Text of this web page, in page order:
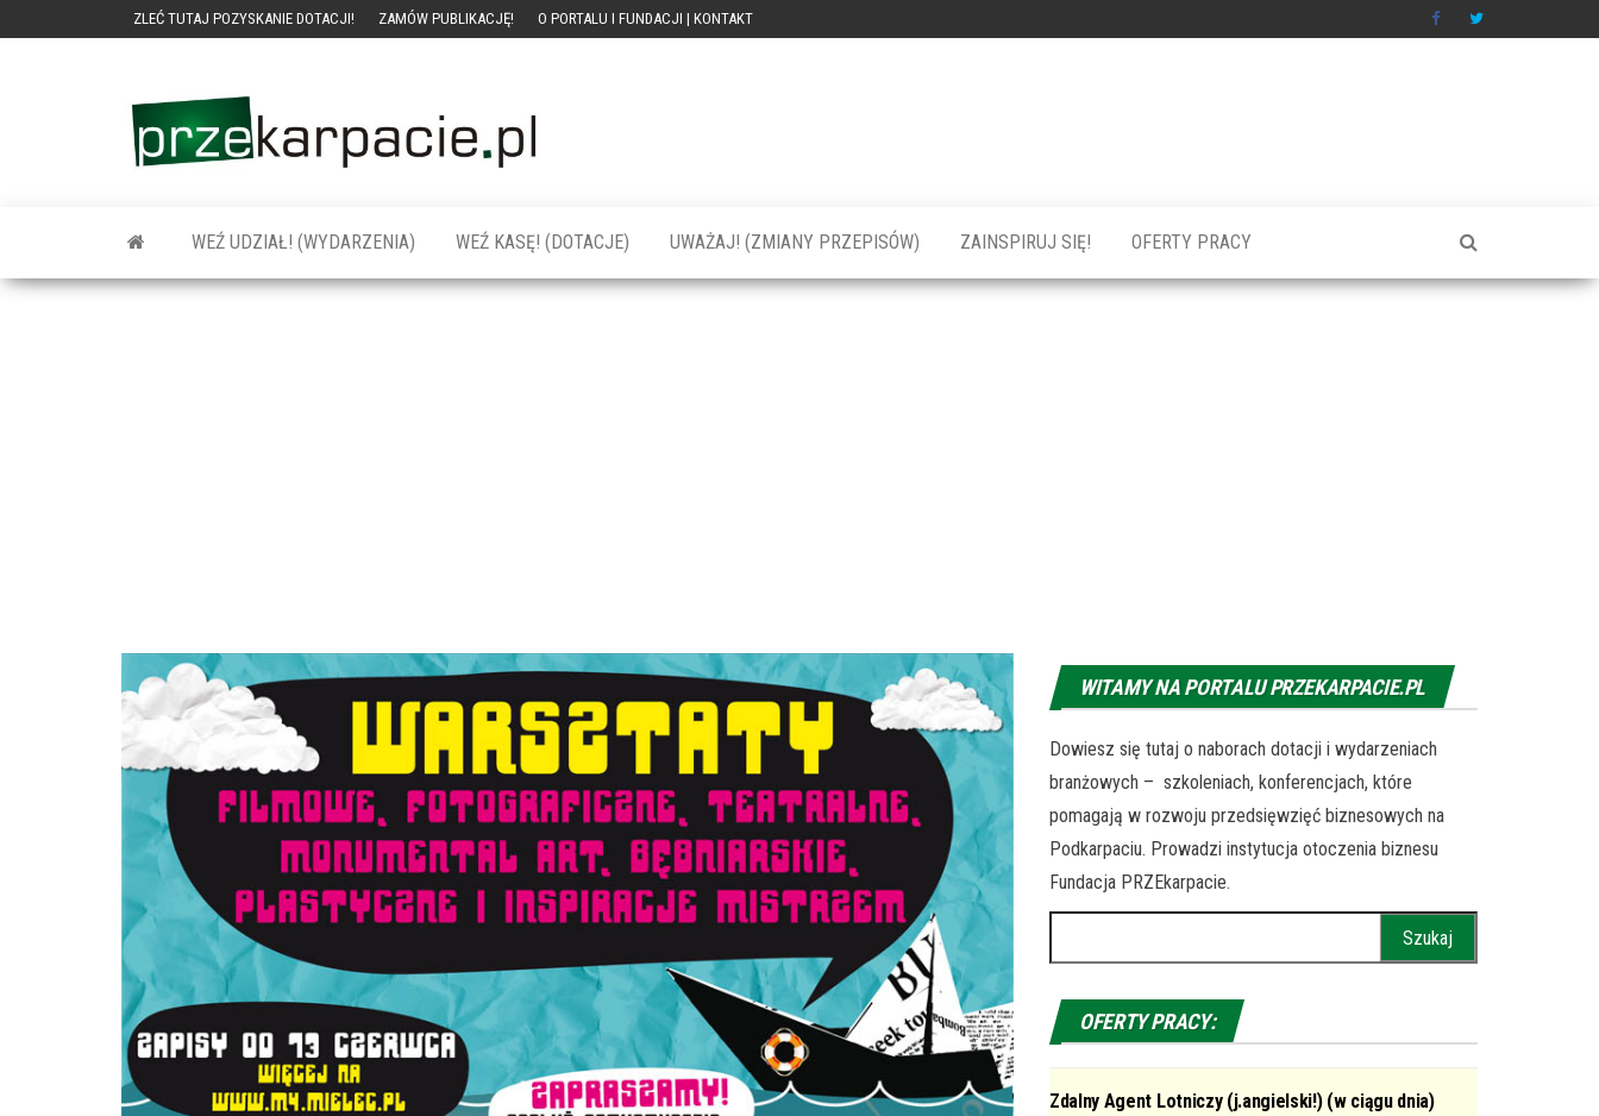
ZLEĆ TUTAJ POZYSKANIE DOTACJI! ZAMÓW PUBLIKACJĘ! O PORTALU I FUNDACJI | KONTAKT
szkolenia dla
firm
WEŹ UDZIAŁ! (WYDARZENIA) WEŹ KASĘ! (DOTACJE) UWAŻAJ! (ZMIANY PRZEPISÓW) ZAINSPIRUJ SIĘ! OFERTY PRACY
WITAMY NA PORTALU PRZEKARPACIE.PL
Dowiesz się tutaj o naborach dotacji i wydarzeniach
branżowych – szkoleniach, konferencjach, które
pomagają w rozwoju przedsięwzięć biznesowych na
Podkarpaciu. Prowadzi instytucja otoczenia biznesu
Fundacja PRZEkarpacie.
OFERTY PRACY:
Zdalny Agent Lotniczy (j.angielski!) (w ciągu dnia)